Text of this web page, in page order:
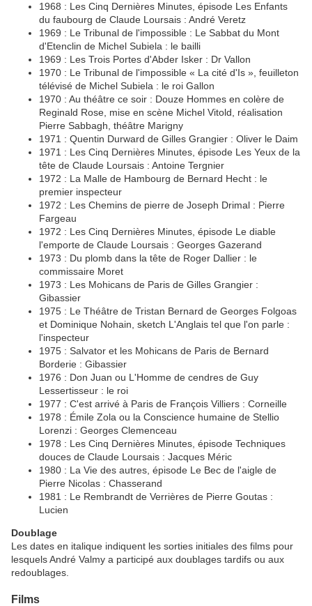
1968 : Les Cinq Dernières Minutes, épisode Les Enfants
du faubourg de Claude Loursais : André Veretz
1969 : Le Tribunal de l'impossible : Le Sabbat du Mont
d'Etenclin de Michel Subiela : le bailli
1969 : Les Trois Portes d'Abder Isker : Dr Vallon
1970 : Le Tribunal de l'impossible « La cité d'Is », feuilleton
télévisé de Michel Subiela : le roi Gallon
1970 : Au théâtre ce soir : Douze Hommes en colère de
Reginald Rose, mise en scène Michel Vitold, réalisation
Pierre Sabbagh, théâtre Marigny
1971 : Quentin Durward de Gilles Grangier : Oliver le Daim
1971 : Les Cinq Dernières Minutes, épisode Les Yeux de la
tête de Claude Loursais : Antoine Tergnier
1972 : La Malle de Hambourg de Bernard Hecht : le
premier inspecteur
1972 : Les Chemins de pierre de Joseph Drimal : Pierre
Fargeau
1972 : Les Cinq Dernières Minutes, épisode Le diable
l'emporte de Claude Loursais : Georges Gazerand
1973 : Du plomb dans la tête de Roger Dallier : le
commissaire Moret
1973 : Les Mohicans de Paris de Gilles Grangier :
Gibassier
1975 : Le Théâtre de Tristan Bernard de Georges Folgoas
et Dominique Nohain, sketch L'Anglais tel que l'on parle :
l'inspecteur
1975 : Salvator et les Mohicans de Paris de Bernard
Borderie : Gibassier
1976 : Don Juan ou L'Homme de cendres de Guy
Lessertisseur : le roi
1977 : C'est arrivé à Paris de François Villiers : Corneille
1978 : Émile Zola ou la Conscience humaine de Stellio
Lorenzi : Georges Clemenceau
1978 : Les Cinq Dernières Minutes, épisode Techniques
douces de Claude Loursais : Jacques Méric
1980 : La Vie des autres, épisode Le Bec de l'aigle de
Pierre Nicolas : Chasserand
1981 : Le Rembrandt de Verrières de Pierre Goutas :
Lucien
Doublage
Les dates en italique indiquent les sorties initiales des films pour
lesquels André Valmy a participé aux doublages tardifs ou aux
redoublages.
Films